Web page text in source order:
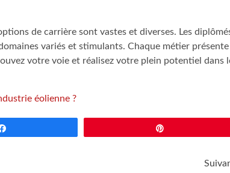
de carrière sont vastes et diverses. Les
variés et stimulants. Chaque métier présente
votre voie et réalisez votre plein potentiel dans
éolienne ?